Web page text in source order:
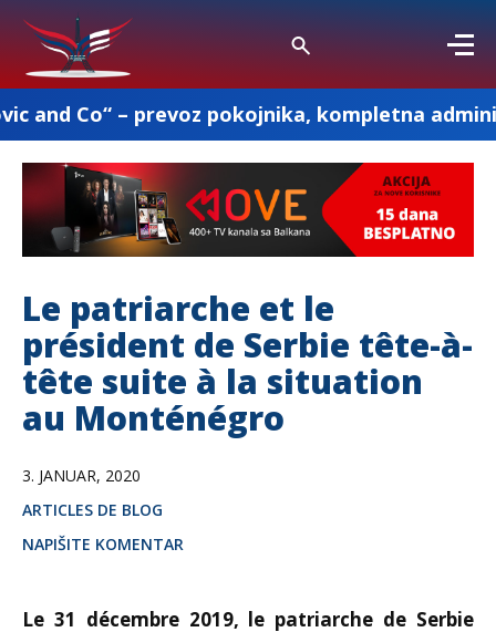
– prevoz pokojnika, kompletna administracija
Le patriarche et le
président de Serbie tête-à-
tête suite à la situation
au Monténégro
3. JANUAR, 2020
ARTICLES DE BLOG
NAPIŠITE KOMENTAR
Le 31 décembre 2019, le patriarche de Serbie